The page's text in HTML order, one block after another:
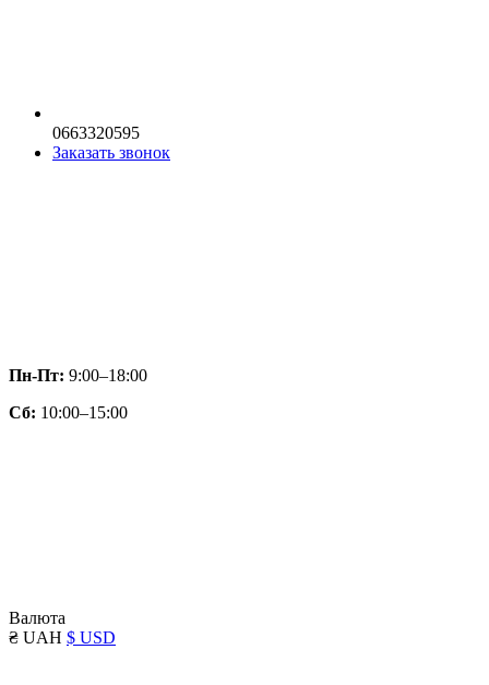
0663320595
Заказать звонок
Пн-Пт: 9:00–18:00
Сб: 10:00–15:00
Валюта
₴ UAH $ USD